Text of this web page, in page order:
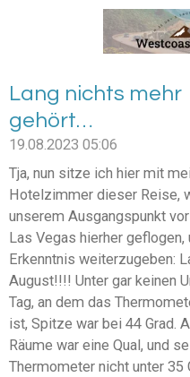
Lang nichts mehr
gehört…
19.08.2023 05:06
Tja, nun sitze ich hier mit
Hotelzimmer dieser Reise,
unserem Ausgangspunkt
Las Vegas hierher
Erkenntnis weiterzugeben:
August!!!! Unter gar keinen
Tag, an dem das
ist, Spitze war bei 44 Grad.
Räume war eine Qual, und
Thermometer nicht unter 35